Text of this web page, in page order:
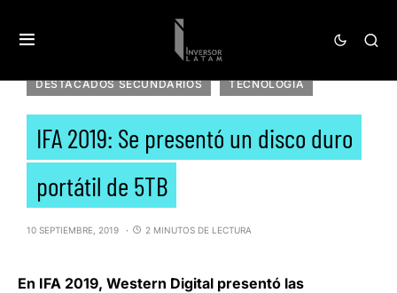
DESTACADOS SECUNDARIOS TECNOLOGÍA
IFA 2019: Se presentó un disco duro
portátil de 5TB
10 SEPTIEMBRE, 2019 2 MINUTOS DE LECTURA
En IFA 2019, Western Digital presentó las